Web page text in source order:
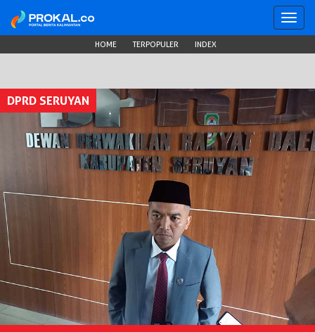
HOME TERPOPULER INDEX
DPRD SERUYAN